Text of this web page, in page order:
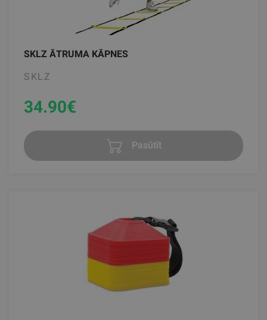
SKLZ ĀTRUMA KĀPNES
SKLZ
34.90€
Pasūtīt